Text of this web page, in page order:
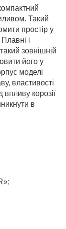
Такий
простір у
і
зовнішній
його у
моделі
властивості
впливу корозії
в